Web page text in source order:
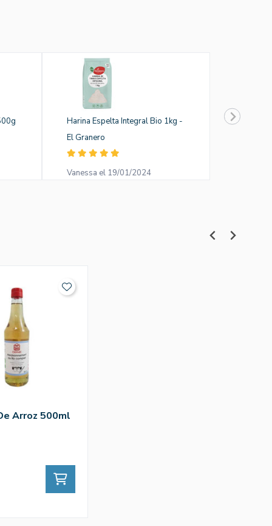
Harina Espelta Integral Bio 1kg -
El Granero
Vanessa el 19/01/2024
Arroz 500ml